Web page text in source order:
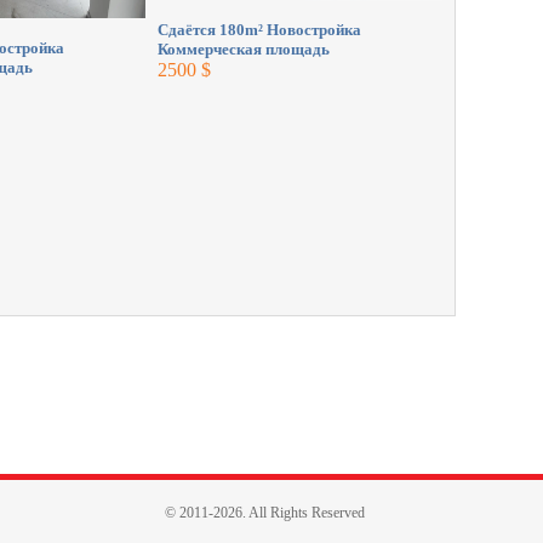
Сдаётся 180m² Новостройка
Коммерческая площадь
2500 $
© 2011-2026. All Rights Reserved